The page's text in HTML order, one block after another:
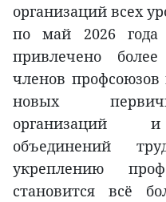
организаций всех
по май 2026
привлечено
членов
новых
организаций и
объединений
укреплению
становится всё